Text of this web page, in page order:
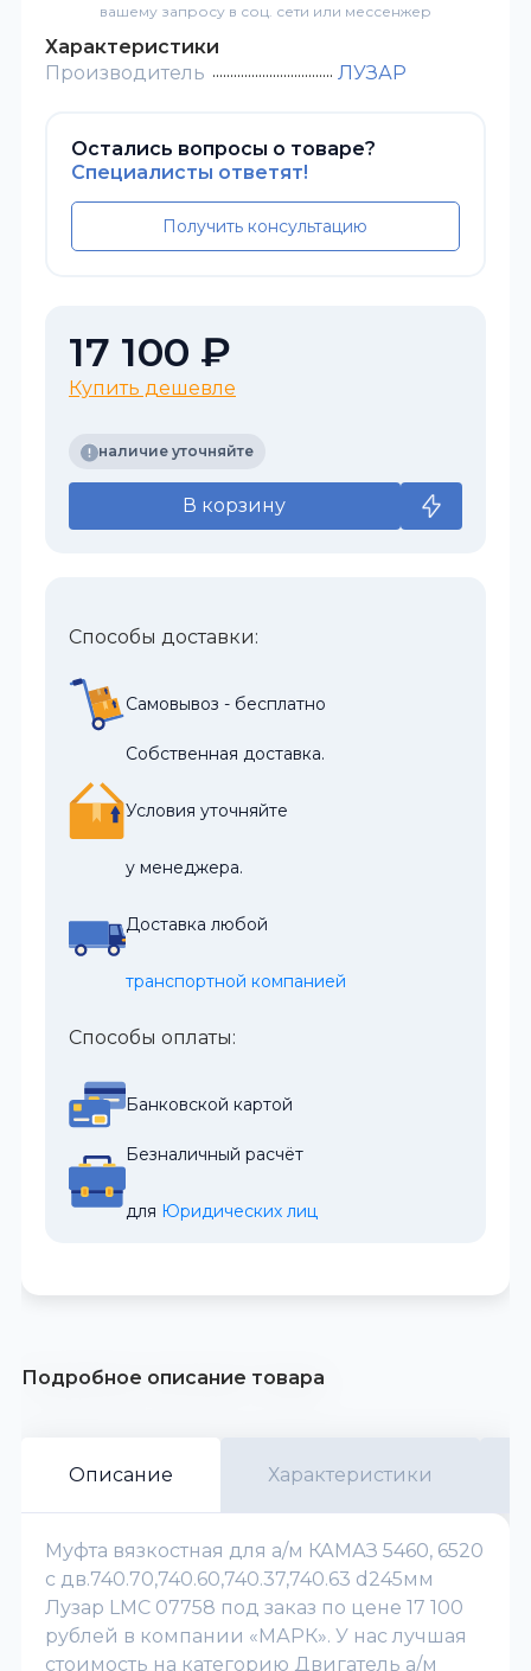
вашему запросу в соц. сети или мессенжер
Характеристики
Производитель
ЛУЗАР
Остались вопросы о товаре?
Специалисты ответят!
Получить консультацию
17 100 ₽
Купить дешевле
наличие уточняйте
В корзину
Способы доставки:
Самовывоз - бесплатно
Собственная доставка.
Условия уточняйте
у менеджера.
Доставка любой
транспортной компанией
Способы оплаты:
Банковской картой
Безналичный расчёт
для Юридических лиц
Подробное описание товара
Описание Характеристики
Муфта вязкостная для а/м КАМАЗ 5460, 6520
с дв.740.70,740.60,740.37,740.63 d245мм
Лузар LMC 07758 под заказ по цене 17 100
рублей в компании «МАРК». У нас лучшая
стоимость на категорию Двигатель а/м